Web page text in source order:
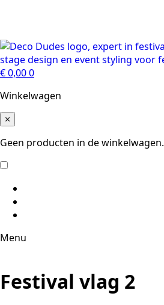
€0,000
Winkelwagen
×
Geen producten in de winkelwagen.
Menu
Festival vlag 2